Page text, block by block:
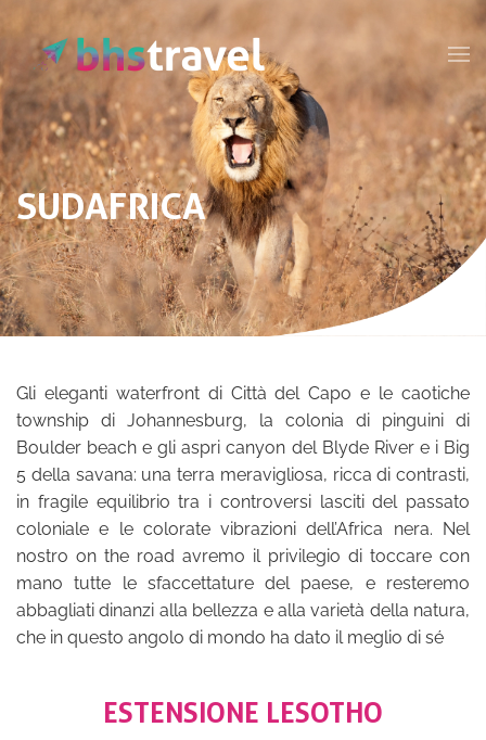
Passa al contenuto principale
SUDAFRICA
Gli eleganti waterfront di Città del Capo e le caotiche
township di Johannesburg, la colonia di pinguini di
Boulder beach e gli aspri canyon del Blyde River e i Big
5 della savana: una terra meravigliosa, ricca di contrasti,
in fragile equilibrio tra i controversi lasciti del passato
coloniale e le colorate vibrazioni dell’Africa nera. Nel
nostro on the road avremo il privilegio di toccare con
mano tutte le sfaccettature del paese, e resteremo
abbagliati dinanzi alla bellezza e alla varietà della natura,
che in questo angolo di mondo ha dato il meglio di sé
ESTENSIONE LESOTHO